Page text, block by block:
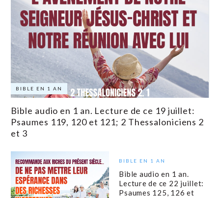
BIBLE EN 1 AN
Bible audio en 1 an. Lecture de ce 19 juillet:
Psaumes 119, 120 et 121; 2 Thessaloniciens 2
et 3
BIBLE EN 1 AN
Bible audio en 1 an.
Lecture de ce 22 juillet:
Psaumes 125, 126 et